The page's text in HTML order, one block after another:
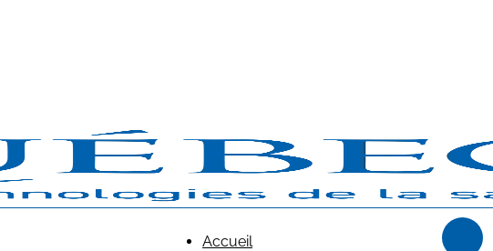
Accueil